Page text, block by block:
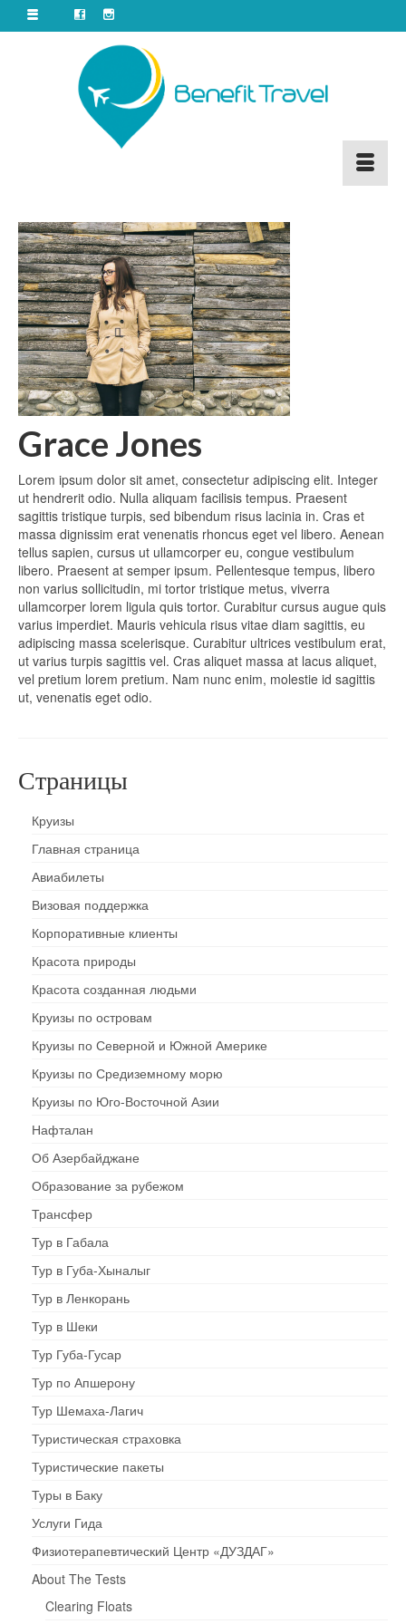
Grace Jones
Lorem ipsum dolor sit amet, consectetur adipiscing elit. Integer
ut hendrerit odio. Nulla aliquam facilisis tempus. Praesent
sagittis tristique turpis, sed bibendum risus lacinia in. Cras et
massa dignissim erat venenatis rhoncus eget vel libero. Aenean
tellus sapien, cursus ut ullamcorper eu, congue vestibulum
libero. Praesent at semper ipsum. Pellentesque tempus, libero
non varius sollicitudin, mi tortor tristique metus, viverra
ullamcorper lorem ligula quis tortor. Curabitur cursus augue quis
varius imperdiet. Mauris vehicula risus vitae diam sagittis, eu
adipiscing massa scelerisque. Curabitur ultrices vestibulum erat,
ut varius turpis sagittis vel. Cras aliquet massa at lacus aliquet,
vel pretium lorem pretium. Nam nunc enim, molestie id sagittis
ut, venenatis eget odio.
Страницы
Круизы
Главная страница
Авиабилеты
Визовая поддержка
Корпоративные клиенты
Красота природы
Красота созданная людьми
Круизы по островам
Круизы по Северной и Южной Америке
Круизы по Средиземному морю
Круизы по Юго-Восточной Азии
Нафталан
Об Азербайджане
Образование за рубежом
Трансфер
Тур в Габала
Тур в Губа-Хыналыг
Тур в Ленкорань
Тур в Шеки
Тур Губа-Гусар
Тур по Апшерону
Тур Шемаха-Лагич
Туристическая страховка
Туристические пакеты
Туры в Баку
Услуги Гида
Физиотерапевтический Центр «ДУЗДАГ»
About The Tests
Clearing Floats